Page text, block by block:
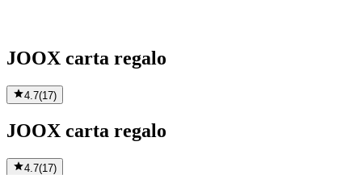
JOOX carta regalo
4.7(17)
JOOX carta regalo
4.7(17)